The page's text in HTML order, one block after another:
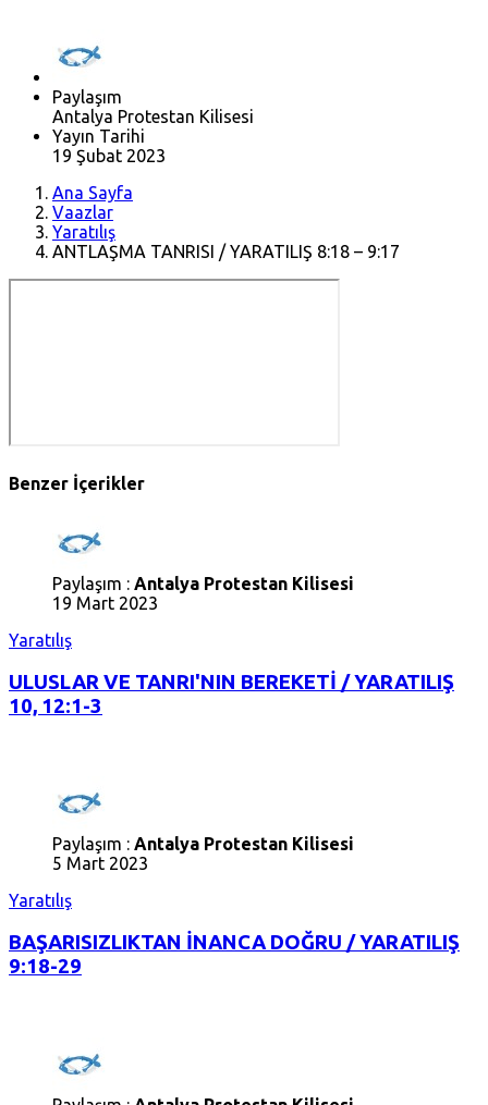
Paylaşım
Antalya Protestan Kilisesi
Yayın Tarihi
19 Şubat 2023
Ana Sayfa
Vaazlar
Yaratılış
ANTLAŞMA TANRISI / YARATILIŞ 8:18 – 9:17
Benzer İçerikler
Paylaşım : Antalya Protestan Kilisesi
19 Mart 2023
Yaratılış
ULUSLAR VE TANRI'NIN BEREKETİ / YARATILIŞ
10, 12:1-3
Paylaşım : Antalya Protestan Kilisesi
5 Mart 2023
Yaratılış
BAŞARISIZLIKTAN İNANCA DOĞRU / YARATILIŞ
9:18-29